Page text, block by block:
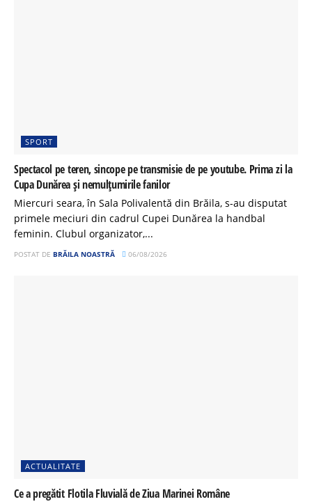
SPORT
Spectacol pe teren, sincope pe transmisie de pe youtube. Prima zi la
Cupa Dunărea și nemulțumirile fanilor
Miercuri seara, în Sala Polivalentă din Brăila, s-au disputat
primele meciuri din cadrul Cupei Dunărea la handbal
feminin. Clubul organizator,...
POSTAT DE BRĂILA NOASTRĂ 06/08/2026
ACTUALITATE
Ce a pregătit Flotila Fluvială de Ziua Marinei Române